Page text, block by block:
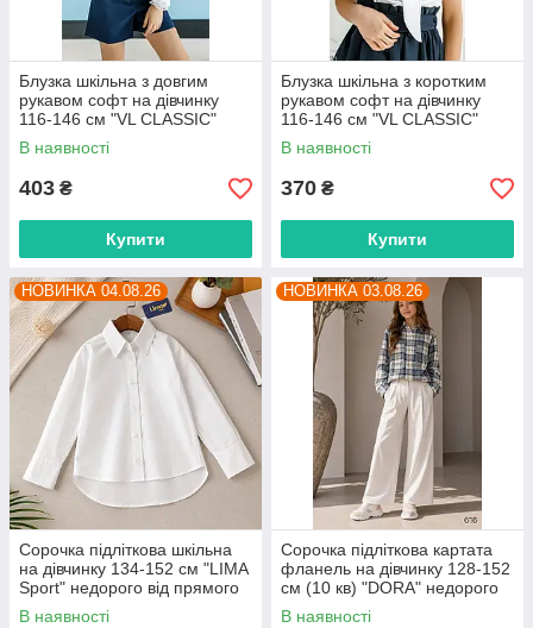
Блузка шкільна з довгим
рукавом софт на дівчинку
116-146 см "VL CLASSIC"
недорого від прямого
постачальника
В наявності
403 ₴
Купити
Блузка шкільна з коротким
рукавом софт на дівчинку
116-146 см "VL CLASSIC"
недорого від прямого
постачальника
В наявності
370 ₴
Купити
НОВИНКА 04.08.26
Сорочка підліткова шкільна
на дівчинку 134-152 см "LIMA
Sport" недорого від прямого
постачальника
В наявності
НОВИНКА 03.08.26
Сорочка підліткова картата
фланель на дівчинку 128-152
см (10 кв) "DORA" недорого
від прямого постачальника
В наявності